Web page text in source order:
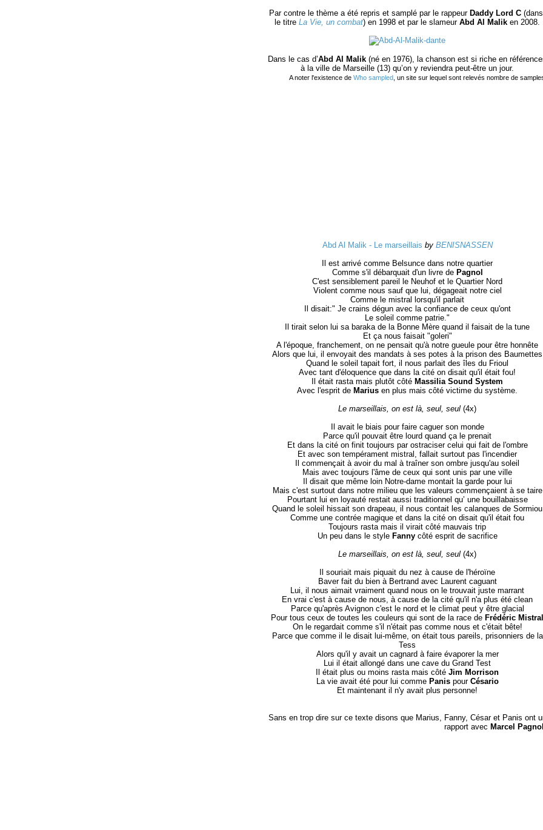
Par contre le thème a été repris et samplé par le rappeur Daddy Lord C (dans
le titre La Vie, un combat) en 1998 et par le slameur Abd Al Malik en 2008.
Dans le cas d’Abd Al Malik (né en 1976), la chanson est si riche en
à la ville de Marseille (13) qu’on y reviendra peut-être un jour.
A noter l'existence de Who sampled , un site sur lequel sont relevés nombre de
Abd Al Malik - Le marseillais by BENISNASSEN
Il est arrivé comme Belsunce dans notre quartier
Comme s'il débarquait d'un livre de Pagnol
C'est sensiblement pareil le Neuhof et le Quartier Nord
Violent comme nous sauf que lui, dégageait notre ciel
Comme le mistral lorsqu'il parlait
Il disait:" Je crains dégun avec la confiance de ceux qu'ont
Le soleil comme patrie."
Il tirait selon lui sa baraka de la Bonne Mère quand il faisait de la tune
Et ça nous faisait "goleri"
A l'époque, franchement, on ne pensait qu'à notre gueule pour être honnête
Alors que lui, il envoyait des mandats à ses potes à la prison des Baumettes
Quand le soleil tapait fort, il nous parlait des îles du Frioul
Avec tant d'éloquence que dans la cité on disait qu'il était fou!
Il était rasta mais plutôt côté Massilia Sound System
Avec l'esprit de Marius en plus mais côté victime du système.
Le marseillais, on est là, seul, seul (4x)
Il avait le biais pour faire caguer son monde
Parce qu'il pouvait être lourd quand ça le prenait
Et dans la cité on finit toujours par ostraciser celui qui fait de l'ombre
Et avec son tempérament mistral, fallait surtout pas l'incendier
Il commençait à avoir du mal à traîner son ombre jusqu'au soleil
Mais avec toujours l'âme de ceux qui sont unis par une ville
Il disait que même loin Notre-dame montait la garde pour lui
Mais c'est surtout dans notre milieu que les valeurs commençaient à se taire
Pourtant lui en loyauté restait aussi traditionnel qu’ une bouillabaisse
Quand le soleil hissait son drapeau, il nous contait les calanques de Sormiou
Comme une contrée magique et dans la cité on disait qu'il était fou
Toujours rasta mais il virait côté mauvais trip
Un peu dans le style Fannycôté esprit de sacrifice
Le marseillais, on est là, seul, seul (4x)
Il souriait mais piquait du nez à cause de l'héroïne
Baver fait du bien à Bertrand avec Laurent caguant
Lui, il nous aimait vraiment quand nous on le trouvait juste marrant
En vrai c'est à cause de nous, à cause de la cité qu'il n'a plus été clean
Parce qu'après Avignon c'est le nord et le climat peut y être glacial
Pour tous ceux de toutes les couleurs qui sont de la race de Frédéric Mistral
On le regardait comme s'il n'était pas comme nous et c'était bête!
Parce que comme il le disait lui-même, on était tous pareils, prisonniers de la
Tess
Alors qu'il y avait un cagnard à faire évaporer la mer
Lui il était allongé dans une cave du Grand Test
Il était plus ou moins rasta mais côté Jim Morrison
La vie avait été pour lui comme Panispour Césario
Et maintenant il n'y avait plus personne!
Sans en trop dire sur ce texte disons que Marius, Fanny, César et Panis ont
rapport avec Marcel Pagnol